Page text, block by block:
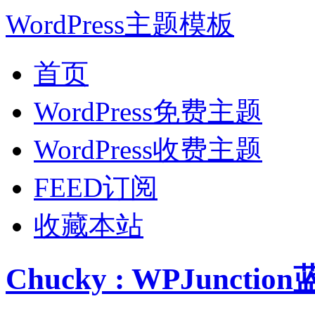
WordPress主题模板
首页
WordPress免费主题
WordPress收费主题
FEED订阅
收藏本站
Chucky : WPJunction